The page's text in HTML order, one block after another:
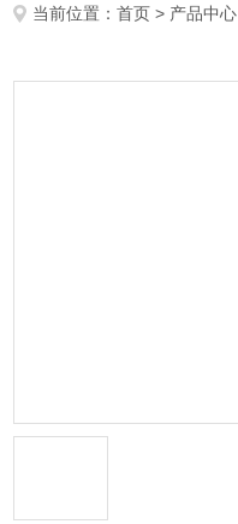
当前位置：首页 > 产品中心